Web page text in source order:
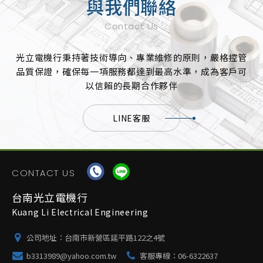
與我們聯絡
Contact Us
光立電機行秉持著技術導向、專業維修的原則，嚴格控管
品質保證，確保每一項服務都達到最高水準，成為客戶可
以信賴的長期合作夥伴
LINE客服
CONTACT US
台南光立電機行
Kuang Li Electrical Engineering
公司地址： 台南市新營區延平路122之4號
b3313989@yahoo.com.tw
客服專線： 06-6322637